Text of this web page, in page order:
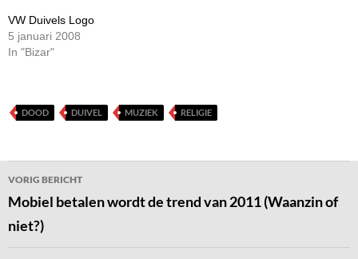
VW Duivels Logo
5 januari 2008
In "Bizar"
DOOD DUIVEL MUZIEK RELIGIE
Bericht
navigatie
VORIG BERICHT
Mobiel betalen wordt de trend van 2011 (Waanzin of
niet?)